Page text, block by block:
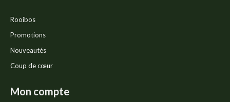
Rooibos
Promotions
Nouveautés
Coup de cœur
Mon compte